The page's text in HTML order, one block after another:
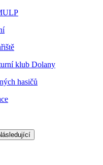
klub Dolany
hasičů